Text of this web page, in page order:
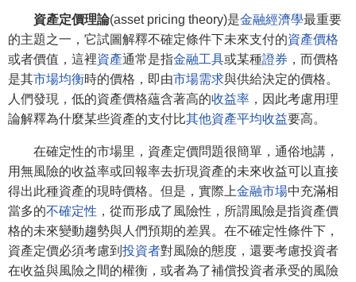
資產定價理論(asset pricing theory)是金融經濟學最重要
的主題之一，它試圖解釋不確定條件下未來支付的資產價格
或者價值，這裡資產通常是指金融工具或某種證券 ，而價格
是其市場均衡時的價格，即由市場需求與供給決定的價格。
人們發現，低的資產價格蘊含著高的收益率 ，因此考慮用理
論解釋為什麼某些資產的支付比其他資產平均收益要高。
在確定性的市場里，資產定價問題很簡單，通俗地講，
用無風險的收益率或回報率去折現資產的未來收益可以直接
得出此種資產的現時價格。但是，實際上金融市場中充滿相
當多的不確定性 ，從而形成了風險性，所謂風險是指資產價
格的未來變動趨勢與人們預期的差異。在不確定性條件下，
資產定價必須考慮到 投資者對風險的態度，還要考慮投資者
在收益與風險之間的權衡，或者為了補償投資者承受的風險